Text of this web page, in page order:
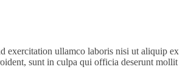
exercitation ullamco laboris nisi ut aliquip ex
sunt in culpa qui officia deserunt mollit